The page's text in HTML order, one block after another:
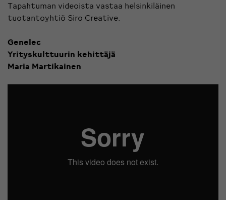
Tapahtuman videoista vastaa helsinkiläinen
tuotantoyhtiö Siro Creative.
Genelec
Yrityskulttuurin kehittäjä
Maria Martikainen